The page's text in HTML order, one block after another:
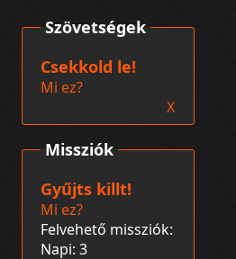
Missziók
Gyűjts killt!
Mi ez?
Felvehető missziók:
Napi: 3
Szövetségek
Csekkold le!
Mi ez?
X